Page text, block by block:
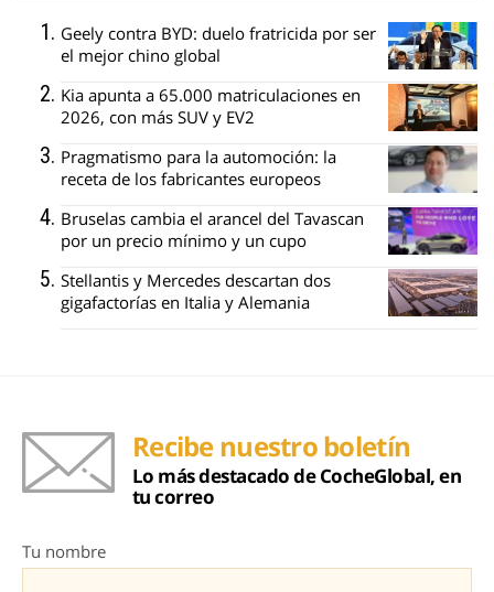
Geely contra BYD: duelo fratricida por ser
el mejor chino global
Kia apunta a 65.000 matriculaciones en
2026, con más SUV y EV2
Pragmatismo para la automoción: la
receta de los fabricantes europeos
Bruselas cambia el arancel del Tavascan
por un precio mínimo y un cupo
Stellantis y Mercedes descartan dos
gigafactorías en Italia y Alemania
Recibe nuestro boletín
Lo más destacado de CocheGlobal, en
tu correo
Tu nombre